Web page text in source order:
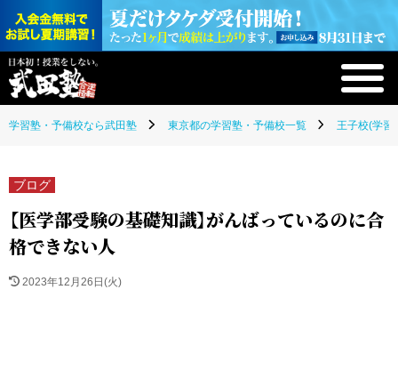
学習塾・予備校なら武田塾 東京都の学習塾・予備校一覧 王子校(学習
ブログ
【医学部受験の基礎知識】がんばっているのに合
格できない人
2023年12月26日(火)